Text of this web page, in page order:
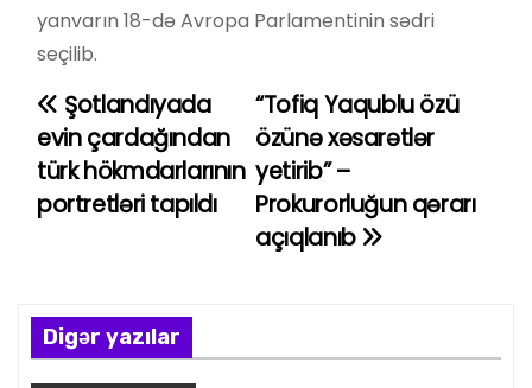
yanvarın 18-də Avropa Parlamentinin sədri
seçilib.
Y
a
z
n
a
“Tofiq Yaqublu özü
özünə xəsarətlər
yetirib” –
Prokurorluğun qərarı
açıqlanıb
Şotlandıyada
evin çardağından
türk hökmdarlarının
portretləri tapıldı
Digər yazılar